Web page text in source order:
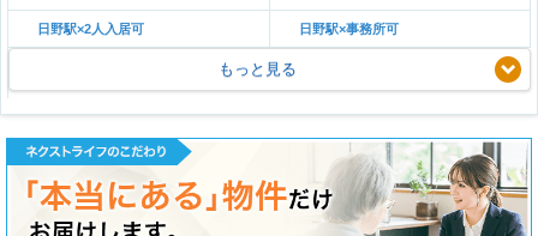
日野駅×2人入居可 日野駅×事務所可
もっと見る